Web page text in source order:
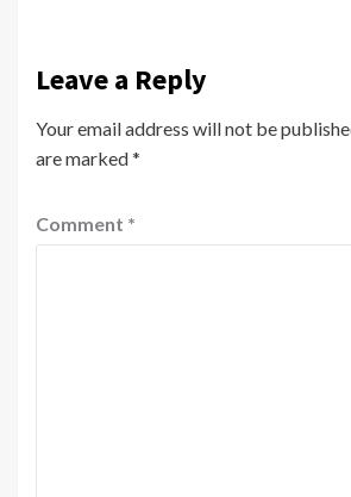
Leave a Reply
Your email address will not be
are marked*
Comment *